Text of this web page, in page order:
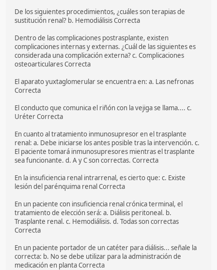
De los siguientes procedimientos, ¿cuáles son terapias de
sustitución renal? b. Hemodiálisis Correcta
Dentro de las complicaciones postrasplante, existen
complicaciones internas y externas. ¿Cuál de las siguientes es
considerada una complicación externa? c. Complicaciones
osteoarticulares Correcta
El aparato yuxtaglomerular se encuentra en: a. Las nefronas
Correcta
El conducto que comunica el riñón con la vejiga se llama.... c.
Uréter Correcta
En cuanto al tratamiento inmunosupresor en el trasplante
renal: a. Debe iniciarse los antes posible tras la intervención. c.
El paciente tomará inmunosupresores mientras el trasplante
sea funcionante. d. A y C son correctas. Correcta
En la insuficiencia renal intrarrenal, es cierto que: c. Existe
lesión del parénquima renal Correcta
En un paciente con insuficiencia renal crónica terminal, el
tratamiento de elección será: a. Diálisis peritoneal. b.
Trasplante renal. c. Hemodiálisis. d. Todas son correctas
Correcta
En un paciente portador de un catéter para diálisis... señale la
correcta: b. No se debe utilizar para la administración de
medicación en planta Correcta